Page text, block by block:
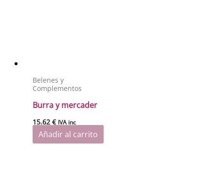
Belenes y
Complementos
Burra y mercader
15.62€ IVA inc
Añadir al carrito